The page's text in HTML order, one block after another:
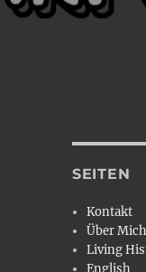
SEITEN
Kontakt
Über Mich
Living
English